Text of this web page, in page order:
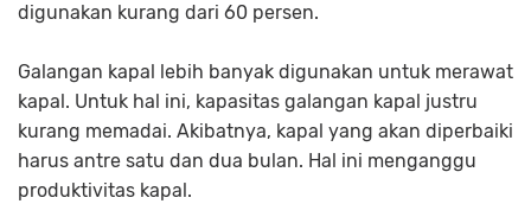
digunakan kurang dari 60 persen.
Galangan kapal lebih banyak digunakan untuk merawat
kapal. Untuk hal ini, kapasitas galangan kapal justru
kurang memadai. Akibatnya, kapal yang akan diperbaiki
harus antre satu dan dua bulan. Hal ini menganggu
produktivitas kapal.